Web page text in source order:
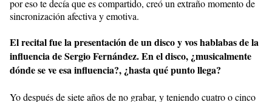
por eso te decía que es compartido, creó un extraño momento de
sincronización afectiva y emotiva.
El recital fue la presentación de un disco y vos hablabas de la
influencia de Sergio Fernández. En el disco, ¿musicalmente
dónde se ve esa influencia?, ¿hasta qué punto llega?
Yo después de siete años de no grabar, y teniendo cuatro o cinco